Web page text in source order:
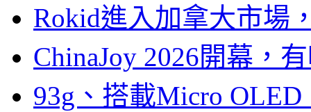
Rokid進入加拿大市場
ChinaJoy 2026開幕，
93g、搭載Micro